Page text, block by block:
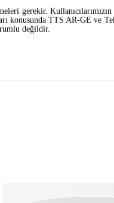
gerekir.
konusunda TTS AR-GE ve
değildir.